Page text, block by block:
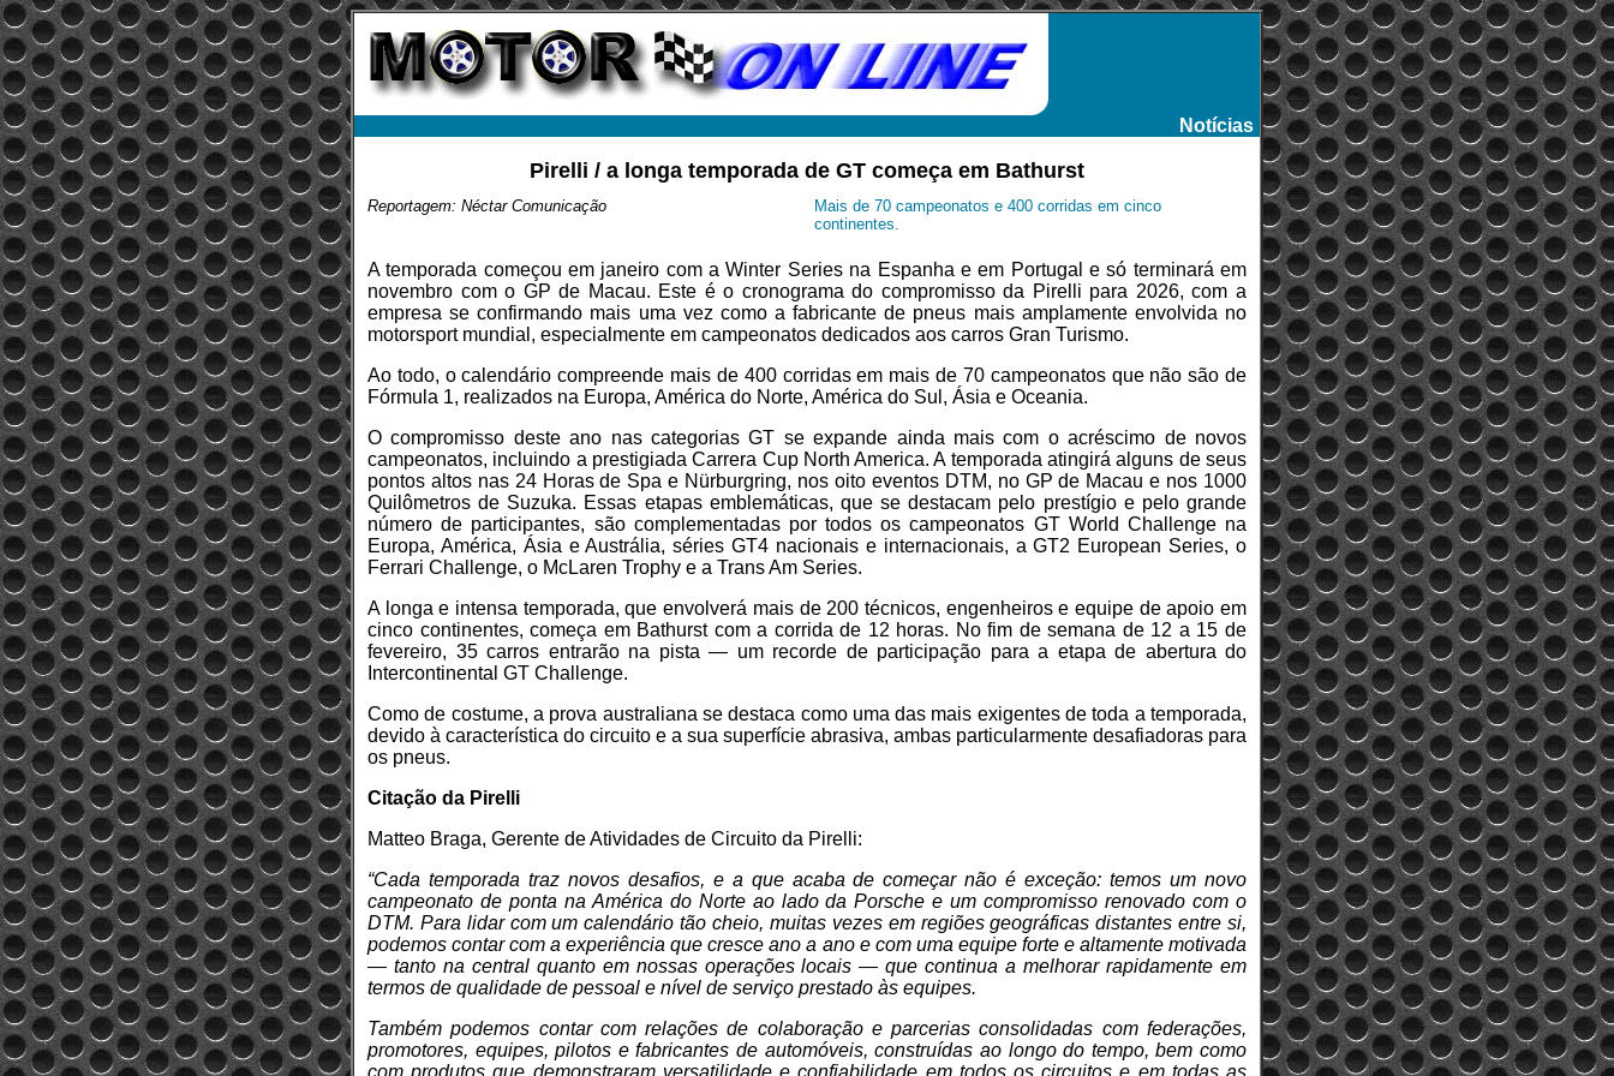
Notícias
Pirelli / a longa temporada de GT começa em Bathurst
Reportagem: Néctar Comunicação
Mais de 70 campeonatos e 400 corridas em cinco
continentes.
A temporada começou em janeiro com a Winter Series na Espanha e em Portugal e só terminará em
novembro com o GP de Macau. Este é o cronograma do compromisso da Pirelli para 2026, com a
empresa se confirmando mais uma vez como a fabricante de pneus mais amplamente envolvida no
motorsport mundial, especialmente em campeonatos dedicados aos carros Gran Turismo.
Ao todo, o calendário compreende mais de 400 corridas em mais de 70 campeonatos que não são de
Fórmula 1, realizados na Europa, América do Norte, América do Sul, Ásia e Oceania.
O compromisso deste ano nas categorias GT se expande ainda mais com o acréscimo de novos
campeonatos, incluindo a prestigiada Carrera Cup North America. A temporada atingirá alguns de seus
pontos altos nas 24 Horas de Spa e Nürburgring, nos oito eventos DTM, no GP de Macau e nos 1000
Quilômetros de Suzuka. Essas etapas emblemáticas, que se destacam pelo prestígio e pelo grande
número de participantes, são complementadas por todos os campeonatos GT World Challenge na
Europa, América, Ásia e Austrália, séries GT4 nacionais e internacionais, a GT2 European Series, o
Ferrari Challenge, o McLaren Trophy e a Trans Am Series.
A longa e intensa temporada, que envolverá mais de 200 técnicos, engenheiros e equipe de apoio em
cinco continentes, começa em Bathurst com a corrida de 12 horas. No fim de semana de 12 a 15 de
fevereiro, 35 carros entrarão na pista — um recorde de participação para a etapa de abertura do
Intercontinental GT Challenge.
Como de costume, a prova australiana se destaca como uma das mais exigentes de toda a temporada,
devido à característica do circuito e a sua superfície abrasiva, ambas particularmente desafiadoras para
os pneus.
Citação da Pirelli
Matteo Braga, Gerente de Atividades de Circuito da Pirelli:
“Cada temporada traz novos desafios, e a que acaba de começar não é exceção: temos um novo
campeonato de ponta na América do Norte ao lado da Porsche e um compromisso renovado com o
DTM. Para lidar com um calendário tão cheio, muitas vezes em regiões geográficas distantes entre si,
podemos contar com a experiência que cresce ano a ano e com uma equipe forte e altamente motivada
— tanto na central quanto em nossas operações locais — que continua a melhorar rapidamente em
termos de qualidade de pessoal e nível de serviço prestado às equipes.
Também podemos contar com relações de colaboração e parcerias consolidadas com federações,
promotores, equipes, pilotos e fabricantes de automóveis, construídas ao longo do tempo, bem como
com produtos que demonstraram versatilidade e confiabilidade em todos os circuitos e em todas as